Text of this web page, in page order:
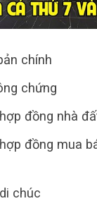
chính
chứng
đồng nhà
đồng mua
chúc